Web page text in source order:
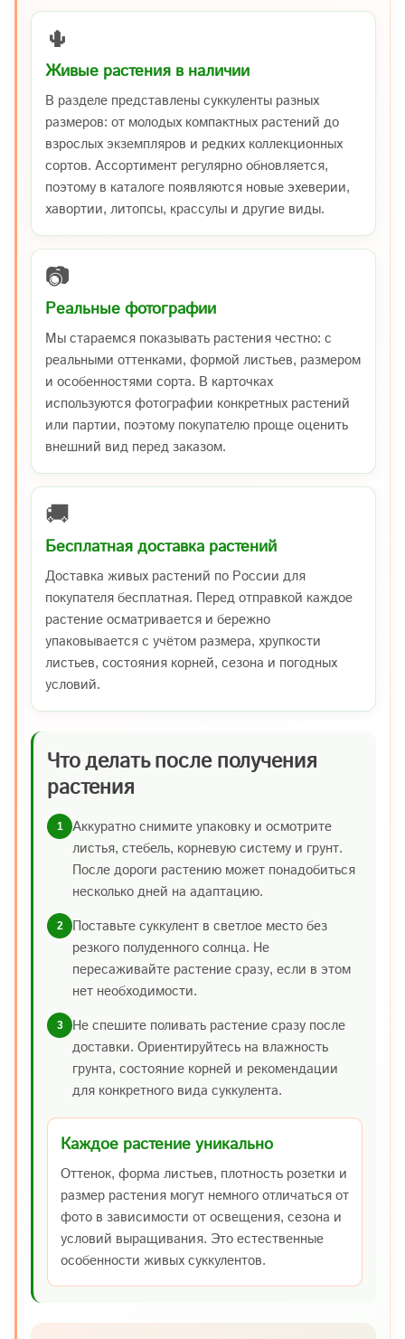
🌵
Живые растения в наличии
В разделе представлены суккуленты разных
размеров: от молодых компактных растений до
взрослых экземпляров и редких коллекционных
сортов. Ассортимент регулярно обновляется,
поэтому в каталоге появляются новые эхеверии,
хавортии, литопсы, крассулы и другие виды.
📷
Реальные фотографии
Мы стараемся показывать растения честно: с
реальными оттенками, формой листьев, размером
и особенностями сорта. В карточках
используются фотографии конкретных растений
или партии, поэтому покупателю проще оценить
внешний вид перед заказом.
🚚
Бесплатная доставка растений
Доставка живых растений по России для
покупателя бесплатная. Перед отправкой каждое
растение осматривается и бережно
упаковывается с учётом размера, хрупкости
листьев, состояния корней, сезона и погодных
условий.
Что делать после получения
растения
1
Аккуратно снимите упаковку и осмотрите
листья, стебель, корневую систему и грунт.
После дороги растению может понадобиться
несколько дней на адаптацию.
2
Поставьте суккулент в светлое место без
резкого полуденного солнца. Не
пересаживайте растение сразу, если в этом
нет необходимости.
3
Не спешите поливать растение сразу после
доставки. Ориентируйтесь на влажность
грунта, состояние корней и рекомендации
для конкретного вида суккулента.
Каждое растение уникально
Оттенок, форма листьев, плотность розетки и
размер растения могут немного отличаться от
фото в зависимости от освещения, сезона и
условий выращивания. Это естественные
особенности живых суккулентов.